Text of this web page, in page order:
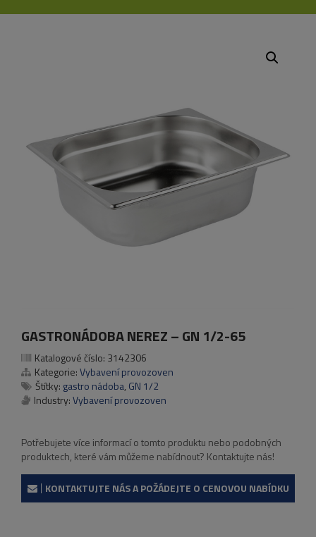
GASTRONÁDOBA NEREZ – GN 1/2-65
Katalogové číslo: 3142306
Kategorie:Vybavení provozoven
Štítky: gastro nádoba, GN 1/2
Industry:Vybavení provozoven
Potřebujete více informací o tomto produktu nebo podobných
produktech, které vám můžeme nabídnout? Kontaktujte nás!
KONTAKTUJTE NÁS A POŽÁDEJTE O CENOVOU NABÍDKU